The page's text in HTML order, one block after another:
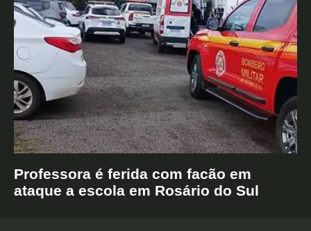
Professora é ferida com facão em
ataque a escola em Rosário do Sul